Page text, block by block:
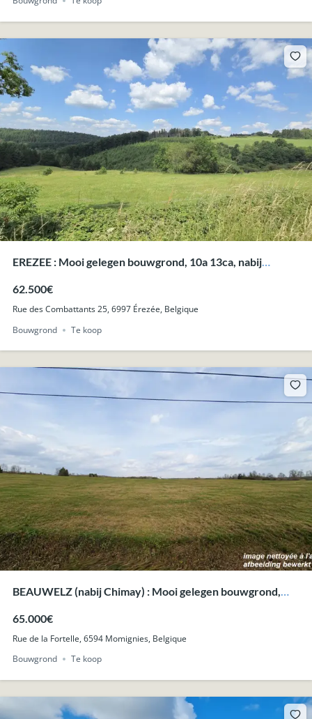
EREZEE : Mooi gelegen bouwgrond, 10a 13ca, nabij
62.500€
Rue des Combattants 25, 6997 Érezée, Belgique
Bouwgrond
Te koop
BEAUWELZ (nabij Chimay) : Mooi gelegen bouwgrond,
65.000€
Rue de la Fortelle, 6594 Momignies, Belgique
Bouwgrond
Te koop